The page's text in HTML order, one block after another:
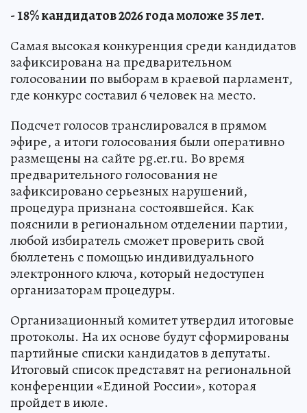
- 18% кандидатов 2026 года моложе 35 лет.
Самая высокая конкуренция среди кандидатов
зафиксирована на предварительном
голосовании по выборам в краевой парламент,
где конкурс составил 6 человек на место.
Подсчет голосов транслировался в прямом
эфире, а итоги голосования были оперативно
размещены на сайте pg.er.ru. Во время
предварительного голосования не
зафиксировано серьезных нарушений,
процедура признана состоявшейся. Как
пояснили в региональном отделении партии,
любой избиратель сможет проверить свой
бюллетень с помощью индивидуального
электронного ключа, который недоступен
организаторам процедуры.
Организационный комитет утвердил итоговые
протоколы. На их основе будут сформированы
партийные списки кандидатов в депутаты.
Итоговый список представят на региональной
конференции «Единой России», которая
пройдет в июле.